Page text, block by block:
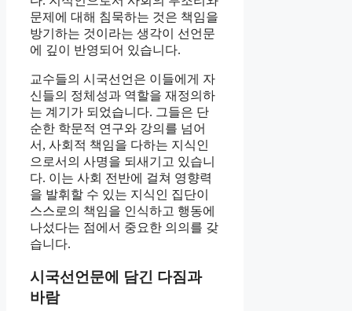
문제에 대해 침묵하는 것은 책임을
방기하는 것이라는 생각이 선언문
에 깊이 반영되어 있습니다.
교수들의 시국선언은 이들에게 자
신들의 정체성과 역할을 재정의하
는 계기가 되었습니다. 그들은 단
순한 학문적 연구와 강의를 넘어
서, 사회적 책임을 다하는 지식인
으로서의 사명을 되새기고 있습니
다. 이는 사회 전반에 걸쳐 영향력
을 발휘할 수 있는 지식인 집단이
스스로의 책임을 인식하고 행동에
나섰다는 점에서 중요한 의의를 갖
습니다.
시국선언문에 담긴 다짐과
바람